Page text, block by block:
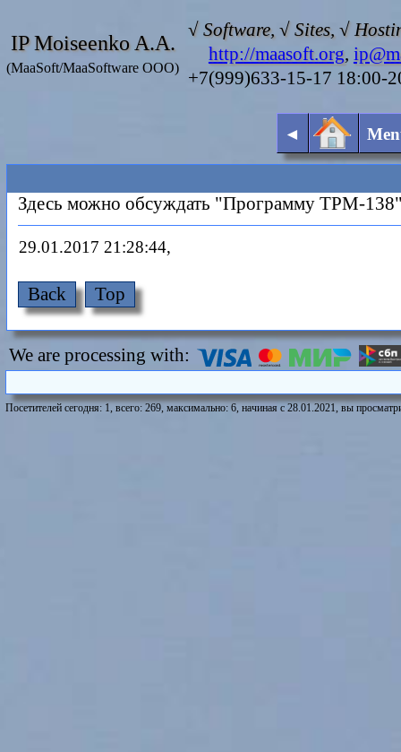
IP Moiseenko A.A.
(MaaSoft/MaaSoftware OOO)
√ Software, √ Sites, √
http://maasoft.org,
+7(999)633-15-17 18:00-
◄
Здесь можно обсуждать "Программу ТРМ-
29.01.2017 21:28:44,
Back Top
We are processing with:
Посетителей сегодня: 1, всего: 269, максимально: 6, начиная с 28.01.2021, вы